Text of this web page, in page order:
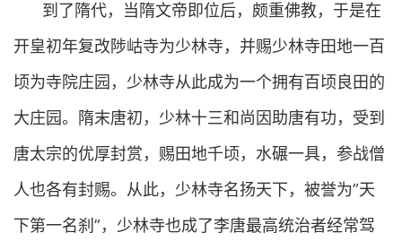
到了隋代，当隋文帝即位后，颇重佛教，于是在
开皇初年复改陟岵寺为少林寺，并赐少林寺田地一百
顷为寺院庄园，少林寺从此成为一个拥有百顷良田的
大庄园。隋末唐初，少林十三和尚因助唐有功，受到
唐太宗的优厚封赏，赐田地千顷，水碾一具，参战僧
人也各有封赐。从此，少林寺名扬天下，被誉为”天
下第一名刹”，少林寺也成了李唐最高统治者经常驾